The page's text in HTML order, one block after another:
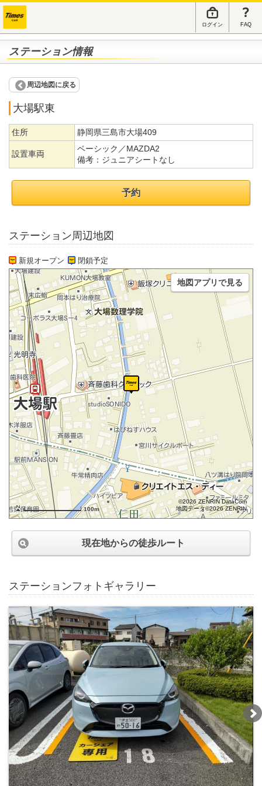
ログイン FAQ
ステーション情報
周辺地図に戻る
大場駅東
住所 静岡県三島市大場409
設置車両
ベーシック／MAZDA2
備考： ジュニアシートなし
予約
ステーション周辺地図
新規オープン 閉鎖予定
100m
©2026 ZENRIN DataCom
地図データ©2026 ZENRIN
地図アプリで見る
現在地からの徒歩ルート
ステーションフォトギャラリー